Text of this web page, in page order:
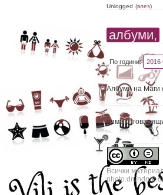
Unlogged (влез)
албуми,
По години: 2016
Албуми на Маги
няма
Всички